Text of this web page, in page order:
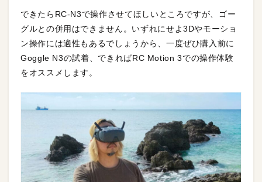
できたらRC-N3で操作させてほしいところですが、ゴー
グルとの併用はできません。いずれにせよ3Dやモーショ
ン操作には適性もあるでしょうから、一度ぜひ購入前に
Goggle N3の試着、できればRC Motion 3での操作体験
をオススメします。